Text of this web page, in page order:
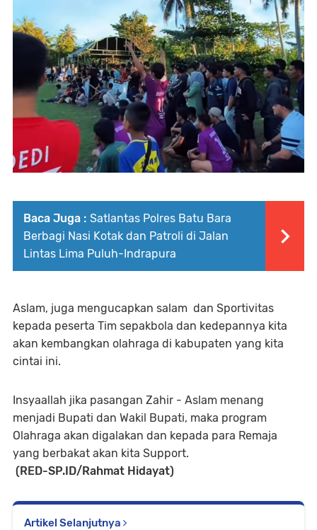
Baca Juga : Satlantas Polres Batu Bara
Berbagi Nasi Kotak dan Patroli di Jalan
Lintas Lima Puluh-Indrapura
Aslam, juga mengucapkan salam dan Sportivitas
kepada peserta Tim sepakbola dan kedepannya kita
akan kembangkan olahraga di kabupaten yang kita
cintai ini.
Insyaallah jika pasangan Zahir - Aslam menang
menjadi Bupati dan Wakil Bupati, maka program
Olahraga akan digalakan dan kepada para Remaja
yang berbakat akan kita Support.
(RED-SP.ID/Rahmat Hidayat)
Artikel Selanjutnya